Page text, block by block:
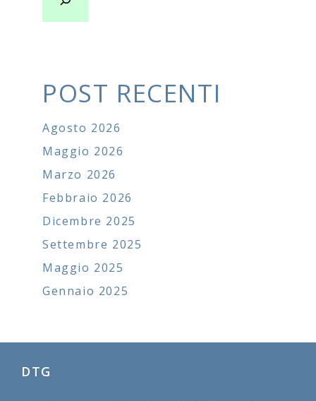
POST RECENTI
Agosto 2026
Maggio 2026
Marzo 2026
Febbraio 2026
Dicembre 2025
Settembre 2025
Maggio 2025
Gennaio 2025
DTG